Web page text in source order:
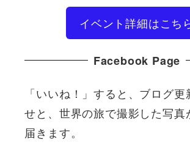
イベント詳細はこち
Facebook Page
「いいね！」すると、ブログ更
せと、世界の旅で撮影した写真
届きます。